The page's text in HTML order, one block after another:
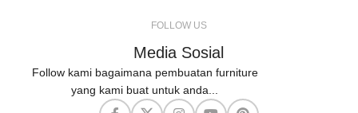
FOLLOW US
Media Sosial
Follow kami bagaimana pembuatan furniture
yang kami buat untuk anda...